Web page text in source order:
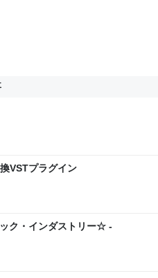
VSTプラグイン
ク・インダストリー☆ -